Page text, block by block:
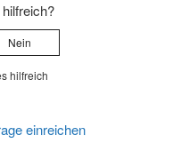
Nein
hilfreich
einreichen